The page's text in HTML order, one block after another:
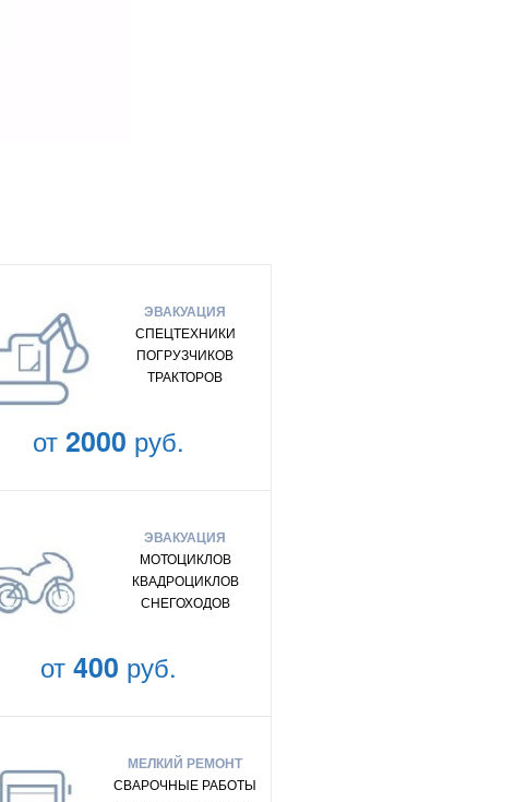
ЭВАКУАЦИЯ
СПЕЦТЕХНИКИ
ПОГРУЗЧИКОВ
ТРАКТОРОВ
от 2000 руб.
ЭВАКУАЦИЯ
МОТОЦИКЛОВ
КВАДРОЦИКЛОВ
СНЕГОХОДОВ
от 400 руб.
МЕЛКИЙ РЕМОНТ
СВАРОЧНЫЕ РАБОТЫ